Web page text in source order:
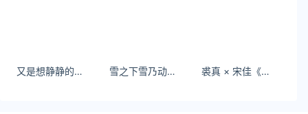
又是想静静的一天：我的冬天会死在蓝色的寂静里。#氛围感 #雪天拍照 #inmyfeelings 雪之下雪乃动漫壁纸精选，报纸墙风格，免费下载电脑壁纸 裘真 × 宋佳《不谈主义，好好经历》 | SocialBeta